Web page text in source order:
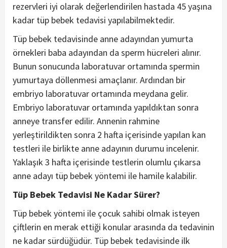
rezervleri iyi olarak değerlendirilen hastada 45 yaşına
kadar tüp bebek tedavisi yapılabilmektedir.
Tüp bebek tedavisinde anne adayından yumurta
örnekleri baba adayından da sperm hücreleri alınır.
Bunun sonucunda laboratuvar ortamında spermin
yumurtaya döllenmesi amaçlanır. Ardından bir
embriyo laboratuvar ortamında meydana gelir.
Embriyo laboratuvar ortamında yapıldıktan sonra
anneye transfer edilir. Annenin rahmine
yerleştirildikten sonra 2 hafta içerisinde yapılan kan
testleri ile birlikte anne adayının durumu incelenir.
Yaklaşık 3 hafta içerisinde testlerin olumlu çıkarsa
anne adayı tüp bebek yöntemi ile hamile kalabilir.
Tüp Bebek Tedavisi Ne Kadar Sürer?
Tüp bebek yöntemi ile çocuk sahibi olmak isteyen
çiftlerin en merak ettiği konular arasında da tedavinin
ne kadar sürdüğüdür. Tüp bebek tedavisinde ilk